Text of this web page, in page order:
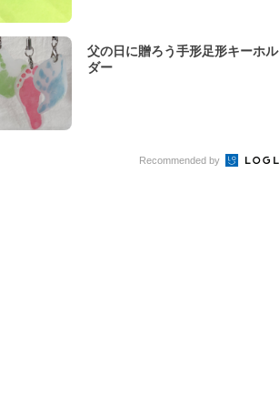
父の日に贈ろう手形足形キーホル
ダー
Recommended by